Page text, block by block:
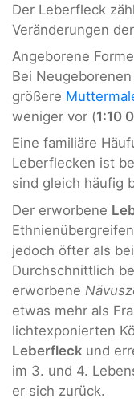
Der Leberfleck
Veränderungen
Angeborene
Bei
größere
weniger vor (1:10
Eine familiäre
Leberflecken ist
sind gleich häufig
Der erworbene
jedoch öfter als
Durchschnittlich
erworbene
etwas mehr als
lichtexponierten
Leberfleck und
im 3. und 4.
er sich zurück.